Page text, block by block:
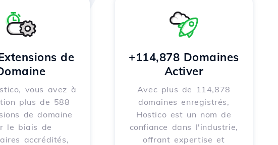
de
vous avez à
plus de 588
de domaine
le biais de
accrédités,
+114,878 Domaines
Activer
Avec plus de 114,878
domaines enregistrés,
Hostico est un nom de
confiance dans l'industrie,
offrant expertise et